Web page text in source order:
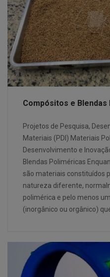
Compósitos e
Projetos de Pesquisa,
Materiais (PDI) Materiais
Desenvolvimento e
Blendas Poliméricas
são materiais constituídos
natureza diferente,
polimérica e pelo menos
(inorgânico ou orgânico)